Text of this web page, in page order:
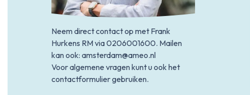
Neem direct contact op met Frank
Hurkens RM via0206001600. Mailen
kan ook: amsterdam@ameo.nl
Voor algemene vragen kunt u ook het
contactformulier gebruiken.